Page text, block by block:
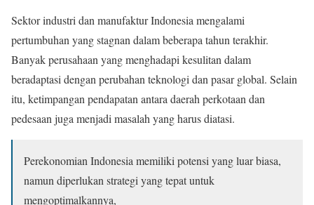
Sektor industri dan manufaktur Indonesia mengalami
pertumbuhan yang stagnan dalam beberapa tahun terakhir.
Banyak perusahaan yang menghadapi kesulitan dalam
beradaptasi dengan perubahan teknologi dan pasar global. Selain
itu, ketimpangan pendapatan antara daerah perkotaan dan
pedesaan juga menjadi masalah yang harus diatasi.
Perekonomian Indonesia memiliki potensi yang luar biasa,
namun diperlukan strategi yang tepat untuk
mengoptimalkannya,